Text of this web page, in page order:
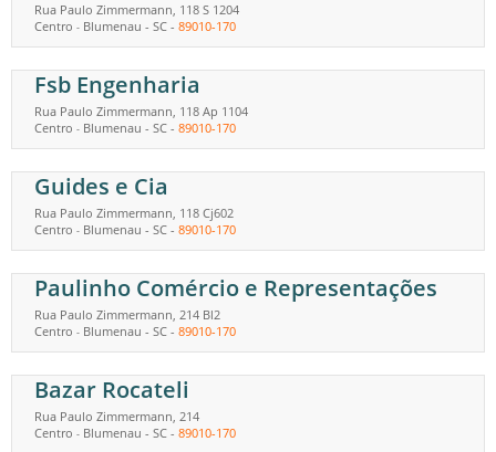
Rua Paulo Zimmermann, 118 S 1204
Centro - Blumenau - SC - 89010-170
Fsb Engenharia
Rua Paulo Zimmermann, 118 Ap 1104
Centro - Blumenau - SC - 89010-170
Guides e Cia
Rua Paulo Zimmermann, 118 Cj602
Centro - Blumenau - SC - 89010-170
Paulinho Comércio e Representações
Rua Paulo Zimmermann, 214 Bl2
Centro - Blumenau - SC - 89010-170
Bazar Rocateli
Rua Paulo Zimmermann, 214
Centro - Blumenau - SC - 89010-170